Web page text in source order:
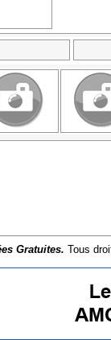
Gratuites. Tous